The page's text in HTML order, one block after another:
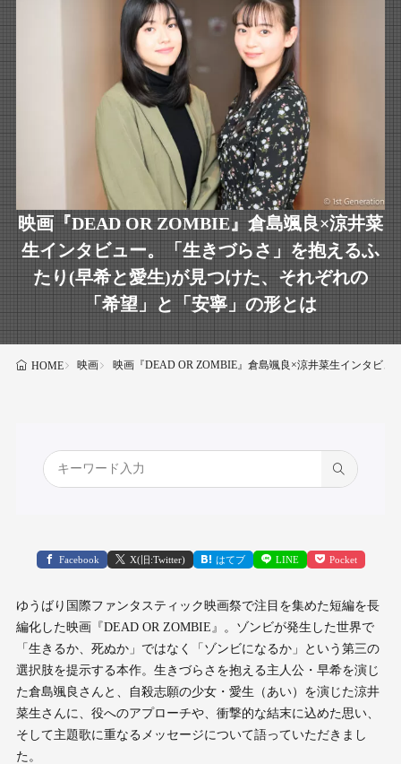
映画『DEAD OR ZOMBIE』倉島颯良×涼井菜
生インタビュー。「生きづらさ」を抱えるふ
たり(早希と愛生)が見つけた、それぞれの
「希望」と「安寧」の形とは
HOME 映画 映画『DEAD OR ZOMBIE』倉島颯良×涼井菜生インタビ
Facebook X(旧:Twitter) はてブ LINE Pocket
ゆうばり国際ファンタスティック映画祭で注目を集めた短編を長
編化した映画『DEAD OR ZOMBIE』。ゾンビが発生した世界で
「生きるか、死ぬか」ではなく「ゾンビになるか」という第三の
選択肢を提示する本作。生きづらさを抱える主人公・早希を演じ
た倉島颯良さんと、自殺志願の少女・愛生（あい）を演じた涼井
菜生さんに、役へのアプローチや、衝撃的な結末に込めた思い、
そして主題歌に重なるメッセージについて語っていただきまし
た。